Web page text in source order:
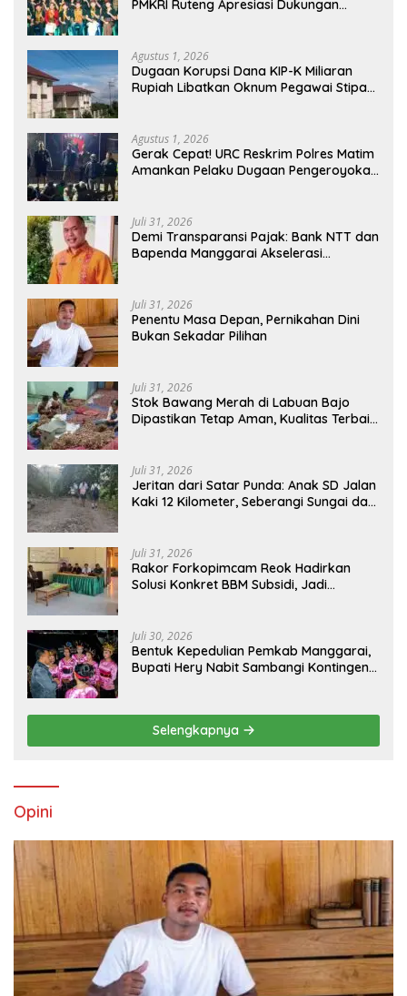
PMKRI Ruteng Apresiasi Dukungan
Agustus 1, 2026
Dugaan Korupsi Dana KIP-K Miliaran
Rupiah Libatkan Oknum Pegawai Stipas
Agustus 1, 2026
Gerak Cepat! URC Reskrim Polres Matim
Amankan Pelaku Dugaan Pengeroyokan
Juli 31, 2026
​Demi Transparansi Pajak: Bank NTT dan
Bapenda Manggarai Akselerasi
Juli 31, 2026
Penentu Masa Depan, Pernikahan Dini
Bukan Sekadar Pilihan
Juli 31, 2026
Stok Bawang Merah di Labuan Bajo
Dipastikan Tetap Aman, Kualitas Terbaik
Juli 31, 2026
Jeritan dari Satar Punda: Anak SD Jalan
Kaki 12 Kilometer, Seberangi Sungai dan
Juli 31, 2026
Rakor Forkopimcam Reok Hadirkan
Solusi Konkret BBM Subsidi, Jadi
Juli 30, 2026
Bentuk Kepedulian Pemkab Manggarai,
Bupati Hery Nabit Sambangi Kontingen
Selengkapnya
Opini